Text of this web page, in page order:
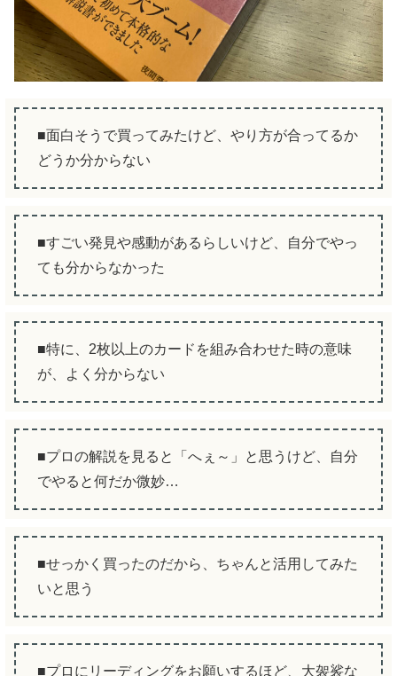
■面白そうで買ってみたけど、やり方が合ってるか
どうか分からない
■すごい発見や感動があるらしいけど、自分でやっ
ても分からなかった
■特に、2枚以上のカードを組み合わせた時の意味
が、よく分からない
■プロの解説を見ると「へぇ～」と思うけど、自分
でやると何だか微妙…
■せっかく買ったのだから、ちゃんと活用してみた
いと思う
■プロにリーディングをお願いするほど、大袈裟な